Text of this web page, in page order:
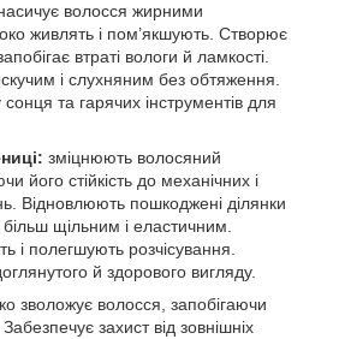
волосся жирними
живлять і пом’якшують. Створює
втраті вологи й ламкості.
і слухняним без обтяження.
та гарячих інструментів для
зміцнюють волосяний
його стійкість до механічних і
Відновлюють пошкоджені ділянки
щільним і еластичним.
і полегшують розчісування.
й здорового вигляду.
зволожує волосся, запобігаючи
захист від зовнішніх